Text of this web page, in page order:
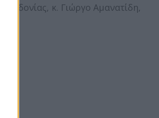
Μακεδονίας, κ. Γιώργο Αμανατίδη,